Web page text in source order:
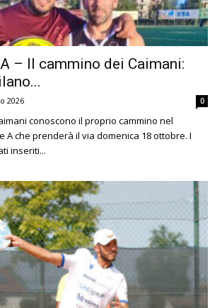
– Il cammino dei Caimani:
2026 0
conoscono il proprio cammino nel
A che prenderà il via domenica 18 ottobre. I
inseriti...